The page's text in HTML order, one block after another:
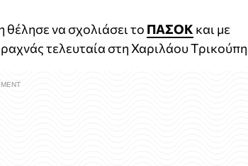
να σχολιάσει το ΠΑΣΟΚ και με
τελευταία στη Χαριλάου